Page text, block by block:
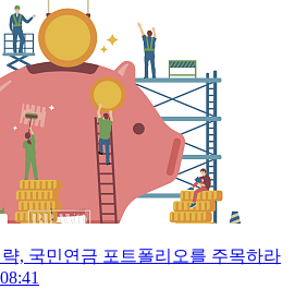
, 국민연금 포트폴리오를 주목하라